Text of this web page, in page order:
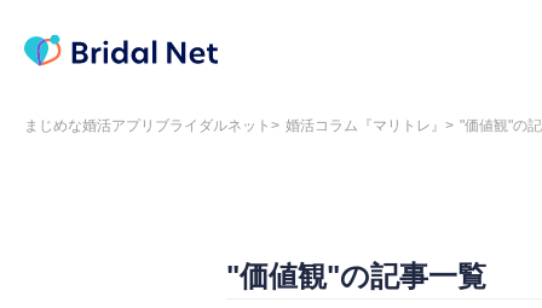
まじめな婚活アプリブライダルネット 婚活コラム『マリトレ』 "価値観"の
"価値観"の記事一覧